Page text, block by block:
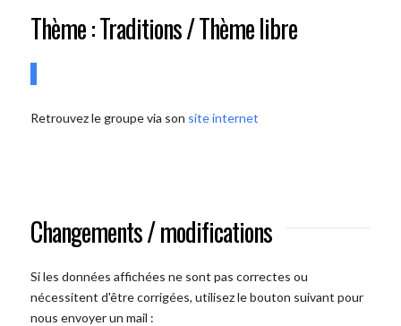
Thème : Traditions / Thème libre
Retrouvez le groupe via son site internet
Changements / modifications
Si les données affichées ne sont pas correctes ou
nécessitent d'être corrigées, utilisez le bouton suivant pour
nous envoyer un mail :